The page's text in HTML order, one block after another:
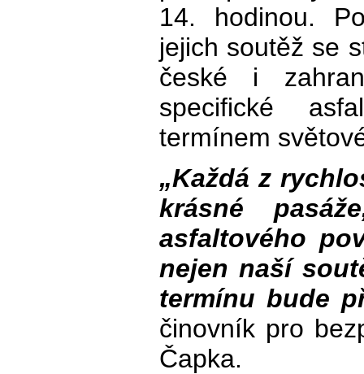
14. hodinou.
jejich soutěž se
české i
specifické
termínem
„Každá z
krásné
asfaltového
nejen naší
termínu bude
činovník pro
Čapka.